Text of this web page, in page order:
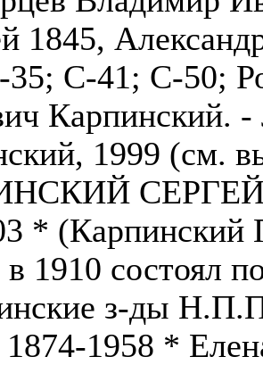
1845,
С-41; С-50;
Карпинский.
1999 (см.
* (Карпинский
1910 состоял
з-ды
1874-1958 *